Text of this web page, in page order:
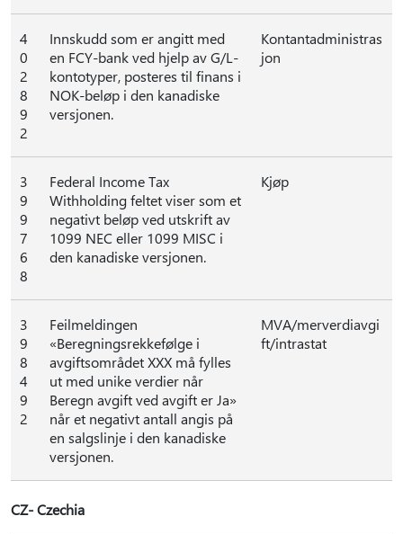
4
0
2
8
9
2
Innskudd som er angitt med
en FCY-bank ved hjelp av G/L-
kontotyper, posteres til finans i
NOK-beløp i den kanadiske
versjonen.
Kontantadministras
jon
3
9
9
7
6
8
Federal Income Tax
Withholding feltet viser som et
negativt beløp ved utskrift av
1099 NEC eller 1099 MISC i
den kanadiske versjonen.
Kjøp
3
9
8
4
9
2
Feilmeldingen
«Beregningsrekkefølge i
avgiftsområdet XXX må fylles
ut med unike verdier når
Beregn avgift ved avgift er Ja»
når et negativt antall angis på
en salgslinje i den kanadiske
versjonen.
MVA/merverdiavgi
ft/intrastat
CZ- Czechia